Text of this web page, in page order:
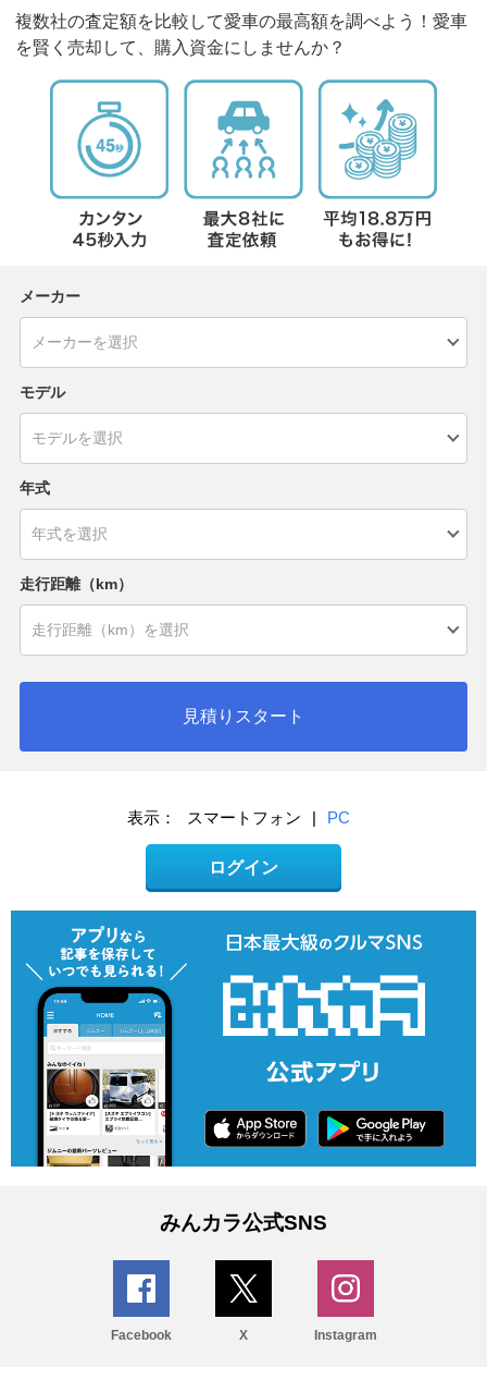
複数社の査定額を比較して愛車の最高額を調べよう！愛車
を賢く売却して、購入資金にしませんか？
メーカー
モデル
年式
走行距離（km）
見積りスタート
表示： スマートフォン | PC
ログイン
みんカラ公式SNS
Facebook X Instagram